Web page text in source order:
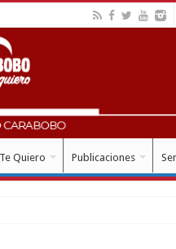
Quiero Publicaciones